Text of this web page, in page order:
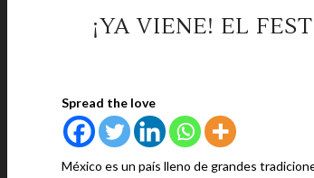
¡YA VIENE! EL
Spread the love
México es un país lleno de grandes